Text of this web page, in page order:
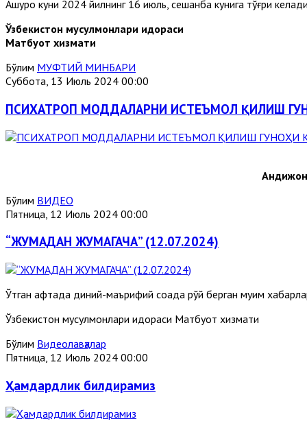
Ашуро куни 2024 йилнинг 16 июль, сешанба кунига тўғри
Ўзбекистон мусулмонлари идораси
Матбуот хизмати
Бўлим МУФТИЙ МИНБАРИ
Суббота, 13 Июль 2024 00:00
ПСИХАТРОП МОДДАЛАРНИ ИСТЕЪМОЛ ҚИЛИШ
Бўлим ВИДЕО
Пятница, 12 Июль 2024 00:00
“ЖУМАДАН ЖУМАГАЧА” (12.07.2024)
Ўтган ҳафтада диний-маърифий соҳада рўй берган муҳим
Ўзбекистон мусулмонлари идораси Матбуот хизмати
Бўлим Видеолавҳалар
Пятница, 12 Июль 2024 00:00
Ҳамдардлик билдирамиз